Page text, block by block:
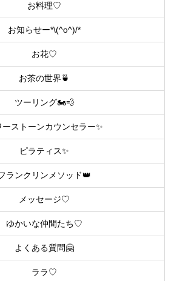
お料理♡
お知らせー*\(^o^)/*
お花♡
お茶の世界🍵
ツーリング🏍💨
ーストーンカウンセラー✨
ピラティス✨
ランクリンメソッド👑
メッセージ♡
ゆかいな仲間たち♡
よくある質問🤗
ララ♡